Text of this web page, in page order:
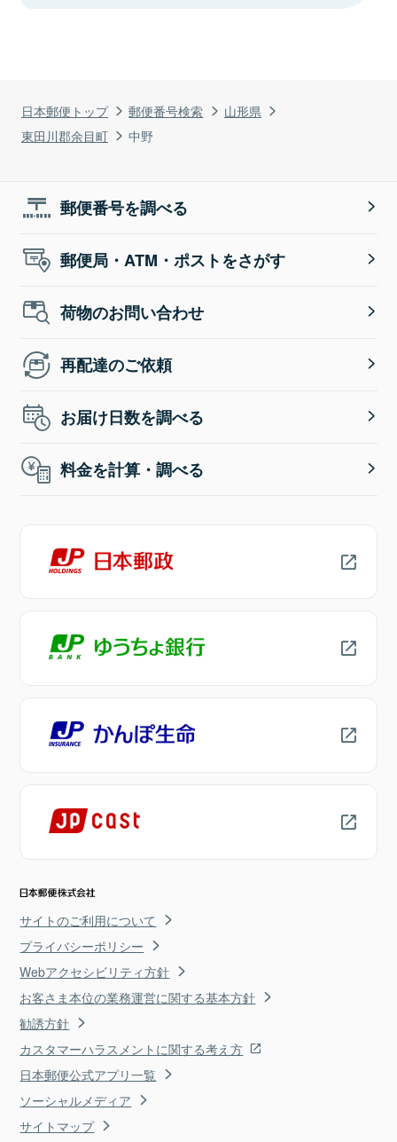
日本郵便トップ 郵便番号検索
山形県
東田川郡余目町
中野
郵便番号を調べる
郵便局・ATM・ポストをさがす
荷物のお問い合わせ
再配達のご依頼
お届け日数を調べる
料金を計算・調べる
サイトのご利用について
プライバシーポリシー
Webアクセシビリティ方針
お客さま本位の業務運営に関する基本方針
勧誘方針
カスタマーハラスメントに関する考え方
日本郵便公式アプリ一覧
ソーシャルメディア
サイトマップ